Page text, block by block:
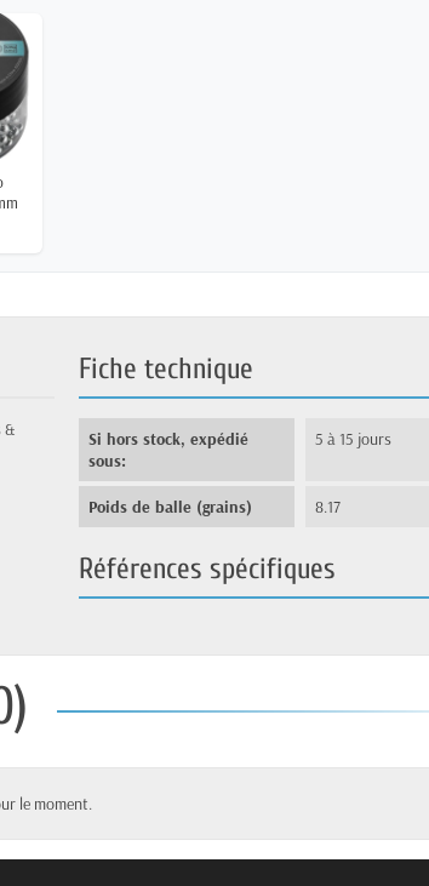
&
Fiche technique
Si hors stock, expédié
sous:
5 à 15 jours
Poids de balle (grains) 8.17
Références spécifiques
le moment.